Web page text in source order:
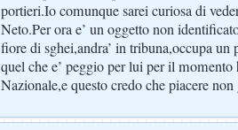
portieri.Io comunque sarei curiosa di
Neto.Per ora e’ un oggetto non
fiore di sghei,andra’ in tribuna,occupa
quel che e’ peggio per lui per il momento
Nazionale,e questo credo che piacere